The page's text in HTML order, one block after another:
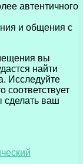
автентичного
и общения с
вы
найти
Исследуйте
соответствует
сделать ваш